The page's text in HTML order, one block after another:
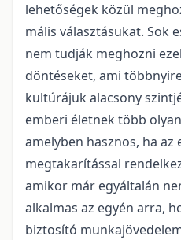
lehetőségek közül
mális választásukat. Sok
nem tudják meghozni
döntéseket, ami
kultúrájuk alacsony
emberi életnek több
amelyben hasznos, ha az
megtakarítással
amikor már egyáltalán
alkalmas az egyén arra,
biztosító